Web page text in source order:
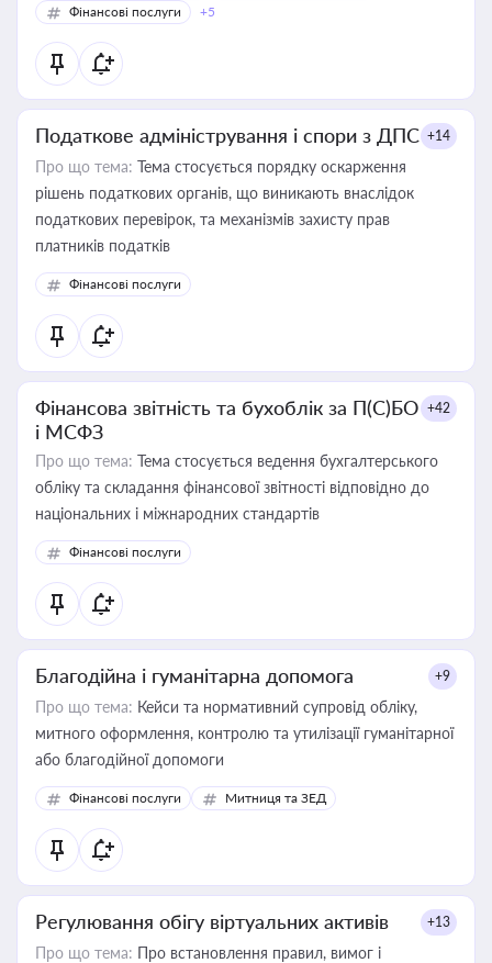
Фінансові послуги
+5
Податкове адміністрування і спори з ДПС +14
Про що тема: Тема стосується порядку оскарження
рішень податкових органів, що виникають внаслідок
податкових перевірок, та механізмів захисту прав
платників податків
Фінансові послуги
Фінансова звітність та бухоблік за П(С)БО
і МСФЗ
+42
Про що тема: Тема стосується ведення бухгалтерського
обліку та складання фінансової звітності відповідно до
національних і міжнародних стандартів
Фінансові послуги
Благодійна і гуманітарна допомога +9
Про що тема: Кейси та нормативний супровід обліку,
митного оформлення, контролю та утилізації гуманітарної
або благодійної допомоги
Фінансові послуги Митниця та ЗЕД
Регулювання обігу віртуальних активів +13
Про що тема: Про встановлення правил, вимог і